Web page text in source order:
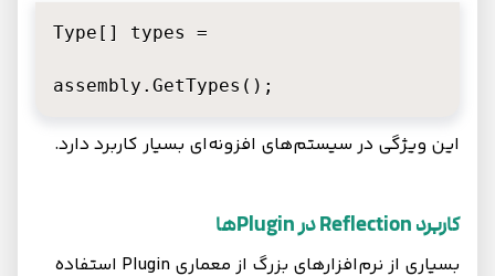
Type[] types =
assembly.GetTypes();
این ویژگی در سیستم‌های افزونه‌ای بسیار کاربرد دارد.
کاربرد Reflection در Pluginها
بسیاری از نرم‌افزارهای بزرگ از معماری Plugin استفاده